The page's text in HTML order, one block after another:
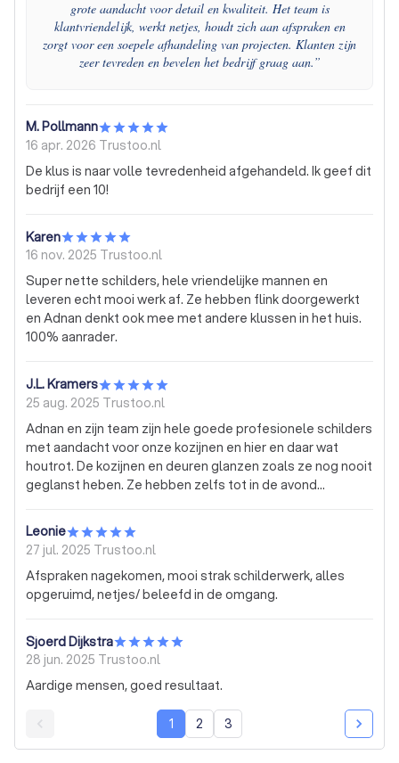
grote aandacht voor detail en kwaliteit. Het team is
klantvriendelijk, werkt netjes, houdt zich aan afspraken en
zorgt voor een soepele afhandeling van projecten. Klanten zijn
zeer tevreden en bevelen het bedrijf graag aan.”
M. Pollmann
16 apr. 2026 Trustoo.nl
De klus is naar volle tevredenheid afgehandeld. Ik geef dit
bedrijf een 10!
Karen
16 nov. 2025 Trustoo.nl
Super nette schilders, hele vriendelijke mannen en
leveren echt mooi werk af. Ze hebben flink doorgewerkt
en Adnan denkt ook mee met andere klussen in het huis.
100% aanrader.
J.L. Kramers
25 aug. 2025 Trustoo.nl
Adnan en zijn team zijn hele goede profesionele schilders
met aandacht voor onze kozijnen en hier en daar wat
houtrot. De kozijnen en deuren glanzen zoals ze nog nooit
geglanst heben. Ze hebben zelfs tot in de avond
aardig en zeer behulpzaam en met goede uitleg. Als wij
weer schilder en-/of kluswerk hebben, schakelen wij
Leonie
27 jul. 2025 Trustoo.nl
Afspraken nagekomen, mooi strak schilderwerk, alles
opgeruimd, netjes/ beleefd in de omgang.
Sjoerd Dijkstra
28 jun. 2025 Trustoo.nl
Aardige mensen, goed resultaat.
1 2 3